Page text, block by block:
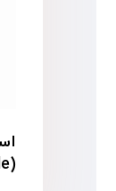
(Acetonitrile)